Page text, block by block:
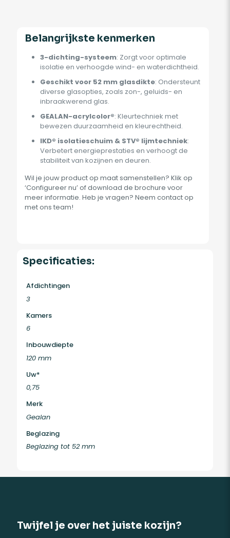
Belangrijkste kenmerken
3-dichting-systeem: Zorgt voor optimale
isolatie en verhoogde wind- en waterdichtheid.
Geschikt voor 52 mm glasdikte: Ondersteunt
diverse glasopties, zoals zon-, geluids- en
inbraakwerend glas.
GEALAN-acrylcolor®: Kleurtechniek met
bewezen duurzaamheid en kleurechtheid.
IKD® isolatieschuim & STV® lijmtechniek:
Verbetert energieprestaties en verhoogt de
stabiliteit van kozijnen en deuren.
Wil je jouw product op maat samenstellen? Klik op
‘Configureer nu’ of download de brochure voor
meer informatie. Heb je vragen? Neem contact op
met ons team!
Specificaties:
Afdichtingen
3
Kamers
6
Inbouwdiepte
120 mm
Uw*
0,75
Merk
Gealan
Beglazing
Beglazing tot 52 mm
Twijfel je over het juiste kozijn?